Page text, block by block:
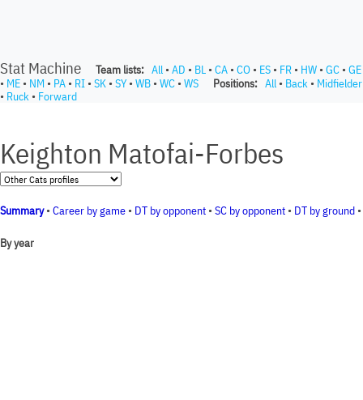
Stat Machine Team lists: All • AD • BL • CA • CO • ES • FR • HW • GC • GE
• ME • NM • PA • RI • SK • SY• WB • WC • WS Positions: All • Back • Midfielder
• Ruck • Forward